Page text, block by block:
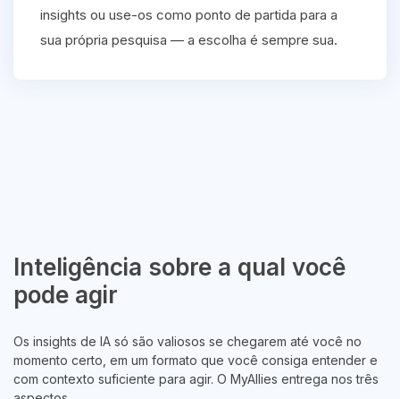
insights ou use-os como ponto de partida para a
sua própria pesquisa — a escolha é sempre sua.
Inteligência sobre a qual você
pode agir
Os insights de IA só são valiosos se chegarem até você no
momento certo, em um formato que você consiga entender e
com contexto suficiente para agir. O MyAllies entrega nos três